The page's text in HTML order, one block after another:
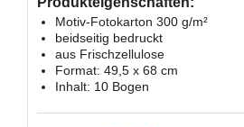
Motiv-Fotokarton 300 g/m²
beidseitig bedruckt
aus Frischzellulose
Format: 49,5 x 68 cm
Inhalt: 10 Bogen